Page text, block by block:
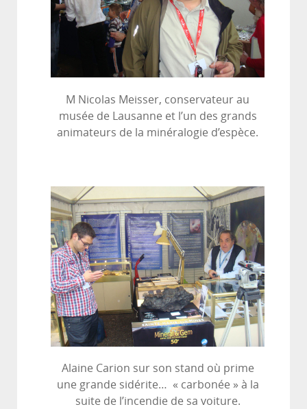
M Nicolas Meisser, conservateur au
musée de Lausanne et l’un des grands
animateurs de la minéralogie d’espèce.
Alaine Carion sur son stand où prime
une grande sidérite… « carbonée » à la
suite de l’incendie de sa voiture.